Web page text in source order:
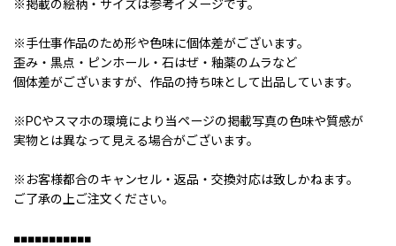
※掲載の絵柄・サイズは参考イメージです。
※手仕事作品のため形や色味に個体差がございます。
歪み・黒点・ピンホール・石はぜ・釉薬のムラなど
個体差がございますが、作品の持ち味として出品しています。
※PCやスマホの環境により当ページの掲載写真の色味や質感が
実物とは異なって見える場合がございます。
※お客様都合のキャンセル・返品・交換対応は致しかねます。
ご了承の上ご注文ください。
■■■■■■■■■■■